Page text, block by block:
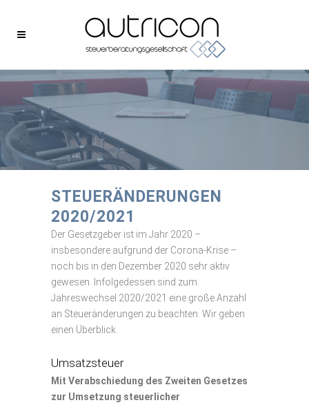
STEUERÄNDERUNGEN
2020/2021
Der Gesetzgeber ist im Jahr 2020 –
insbesondere aufgrund der Corona-Krise –
noch bis in den Dezember 2020 sehr aktiv
gewesen. Infolgedessen sind zum
Jahreswechsel 2020/2021 eine große Anzahl
an Steueränderungen zu beachten. Wir geben
einen Überblick.
Umsatzsteuer
Mit Verabschiedung des Zweiten Gesetzes
zur Umsetzung steuerlicher